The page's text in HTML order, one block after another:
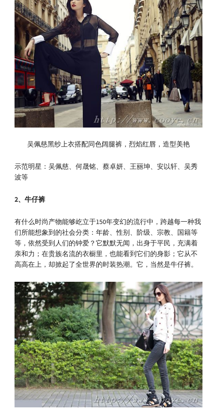
吴佩慈黑纱上衣搭配同色阔腿裤，烈焰红唇，造型美艳
示范明星：吴佩慈、何晟铭、蔡卓妍、王丽坤、安以轩、吴秀
波等
2、牛仔裤
有什么时尚产物能够屹立于150年变幻的流行中，跨越每一种我
们所能想象到的社会分类：年龄、性别、阶级、宗教、国籍等
等，依然受到人们的钟爱？它默默无闻，出身于平民，充满着
亲和力；在贵族名流的衣橱里，也能看到它们的身影；它从不
高高在上，却掀起了全世界的时装热潮。它，当然是牛仔裤。